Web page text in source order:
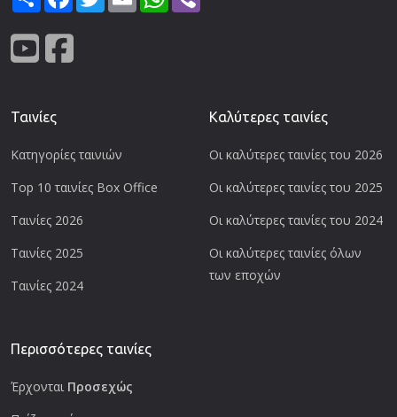
Ταινίες
Κατηγορίες ταινιών
Top 10 ταινίες Box Office
Ταινίες 2026
Ταινίες 2025
Ταινίες 2024
Καλύτερες ταινίες
Οι καλύτερες ταινίες του 2026
Οι καλύτερες ταινίες του 2025
Οι καλύτερες ταινίες του 2024
Οι καλύτερες ταινίες όλων
των εποχών
Περισσότερες ταινίες
Έρχονται Προσεχώς